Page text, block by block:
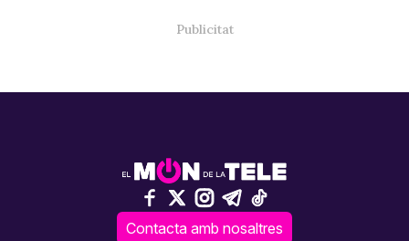
Contacta amb nosaltres